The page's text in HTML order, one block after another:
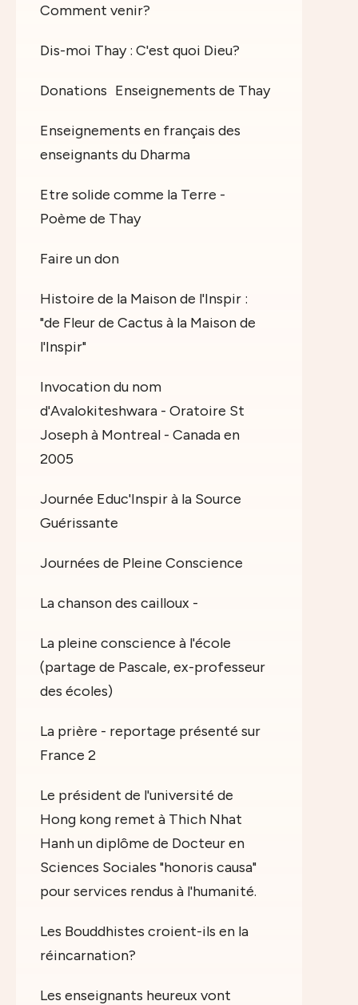
Comment venir?
Dis-moi Thay : C'est quoi Dieu?
Donations Enseignements de Thay
Enseignements en français des
enseignants du Dharma
Etre solide comme la Terre -
Poème de Thay
Faire un don
Histoire de la Maison de l'Inspir :
"de Fleur de Cactus à la Maison de
l'Inspir"
Invocation du nom
d'Avalokiteshwara - Oratoire St
Joseph à Montreal - Canada en
2005
Journée Educ'Inspir à la Source
Guérissante
Journées de Pleine Conscience
La chanson des cailloux -
La pleine conscience à l'école
(partage de Pascale, ex-professeur
des écoles)
La prière - reportage présenté sur
France 2
Le président de l'université de
Hong kong remet à Thich Nhat
Hanh un diplôme de Docteur en
Sciences Sociales "honoris causa"
pour services rendus à l'humanité.
Les Bouddhistes croient-ils en la
réincarnation?
Les enseignants heureux vont